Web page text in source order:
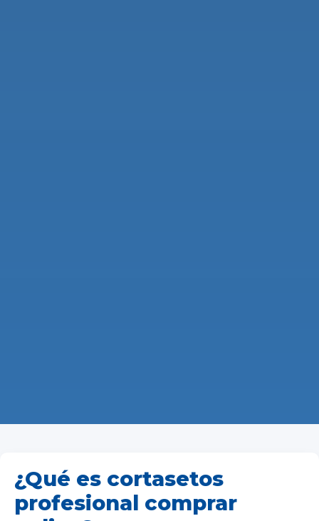
¿Qué es cortasetos
profesional comprar